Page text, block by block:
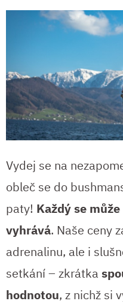
Vydej se na
obleč se do
paty! Každý se
vyhrává. Naše ceny
adrenalinu, ale i
setkání – zkrátka
hodnotou, z nichž si